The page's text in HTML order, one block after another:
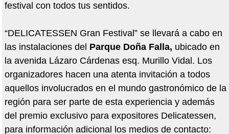
festival con todos tus sentidos.
“DELICATESSEN Gran Festival” se llevará a cabo en
las instalaciones del Parque Doña Falla, ubicado en
la avenida Lázaro Cárdenas esq. Murillo Vidal. Los
organizadores hacen una atenta invitación a todos
aquellos involucrados en el mundo gastronómico de la
región para ser parte de esta experiencia y además
del premio exclusivo para expositores Delicatessen,
para información adicional los medios de contacto: